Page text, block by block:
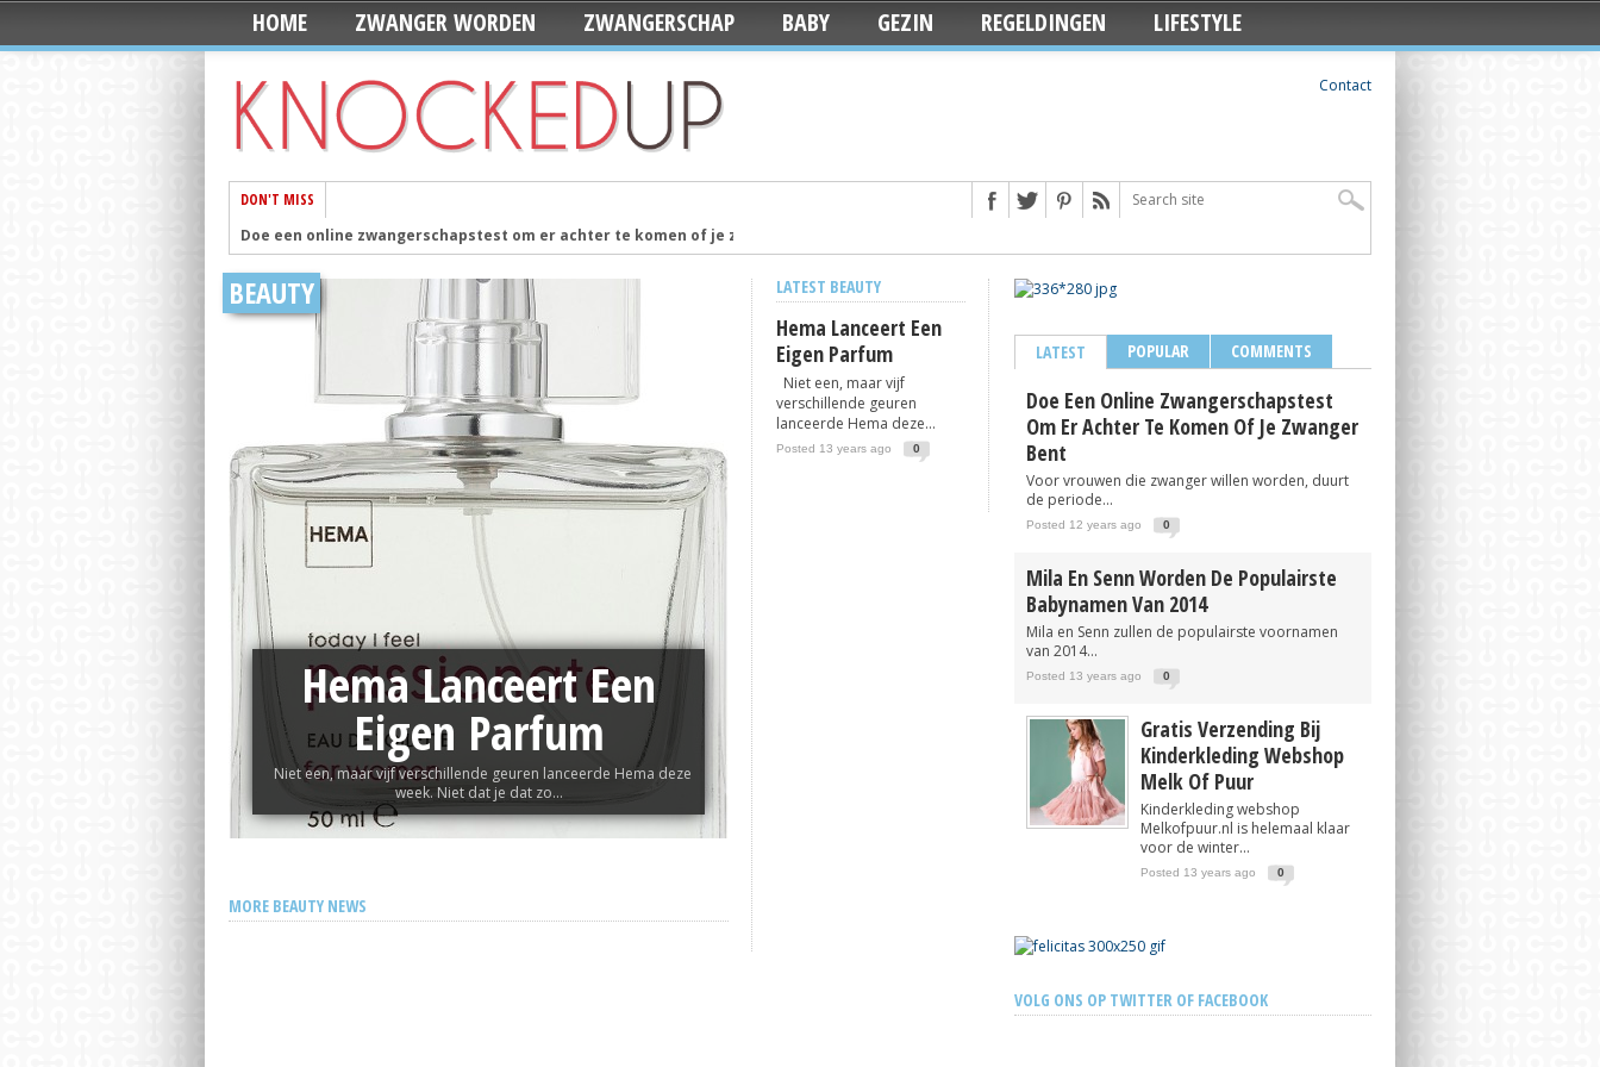
HOME ZWANGER WORDEN ZWANGERSCHAP BABY GEZIN REGELDINGEN LIFESTYLE
Contact
DON'T MISS
Doe een online zwangerschapstest om er achter te komen of je zwanger bent
Mila en Senn worden de populairste babynamen van 2014
De 10 foto’s die je moet maken op de dag dat je baby geboren wordt
Ontwerp je eigen 3D printed iPhone case
Vandaag is Wereld Schoolmelkdag Posted 13 years ago
Zoon van Kate en William geboren Posted 13 years ago
Handige webshop: Mini&Co. heeft alles voor de babyuitzet Posted 13 years ago
Mooi en ook nog fairtrade: Deze naamslingers van KiddyColors Posted 13 years ago
Meeste Nederlanders gaan dit jaar op ‘Staycation’: Ze blijven lekker in eigen land
Favoriete tas van Pippa Middleton nu ook in Nederland te koop Posted 13 years ago
BEAUTY
Hema Lanceert Een
Eigen Parfum
Niet een, maar vijf verschillende geuren lanceerde Hema deze
week. Niet dat je dat zo...
MORE BEAUTY NEWS
LATEST BEAUTY
Hema Lanceert Een
Eigen Parfum
Niet een, maar vijf
verschillende geuren
lanceerde Hema deze...
Posted 13 years ago 0
LATEST POPULAR COMMENTS
Doe Een Online Zwangerschapstest
Om Er Achter Te Komen Of Je Zwanger
Bent
Voor vrouwen die zwanger willen worden, duurt
de periode...
Posted 12 years ago 0
Mila En Senn Worden De Populairste
Babynamen Van 2014
Mila en Senn zullen de populairste voornamen
van 2014...
Posted 13 years ago 0
Gratis Verzending Bij
Kinderkleding Webshop
Melk Of Puur
Kinderkleding webshop
Melkofpuur.nl is helemaal klaar
voor de winter...
Posted 13 years ago 0
VOLG ONS OP TWITTER OF FACEBOOK